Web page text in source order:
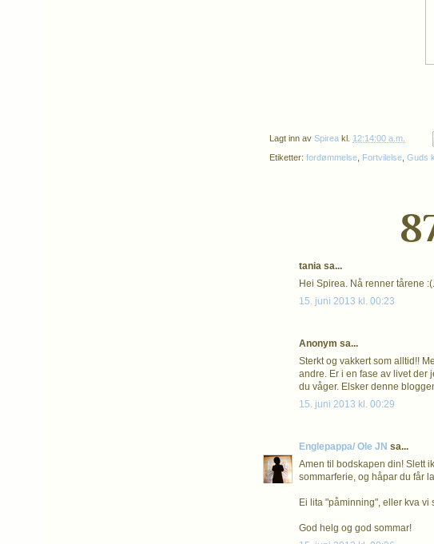
Lagt inn av Spirea kl. 12:14:00 a.m.
Etiketter: fordømmelse Fortvilelse Guds
tania sa...
Hei Spirea. Nå renner tårene
15. juni 2013 kl. 00:23
Anonym sa...
Sterkt og vakkert som alltid!!
andre. Er i en fase av livet der
du våger. Elsker denne
15. juni 2013 kl. 00:29
Englepappa/ Ole JN sa...
Amen til bodskapen din! Slett
sommarferie, og håpar du får
Ei lita "påminning", eller kva
God helg og god sommar!